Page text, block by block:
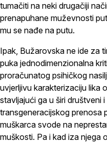
tumačiti na neki drugačiji
prenapuhane muževnosti
mu se nađe na putu.
Ipak, Bužarovska ne ide za
puka jednodimenzionalna
proračunatog psihičkog
uvjerljivu karakterizaciju lika
stavljajući ga u širi društveni
transgeneracijskog prenosa
muškarca svode na
muškosti. Pa i kad iza njega